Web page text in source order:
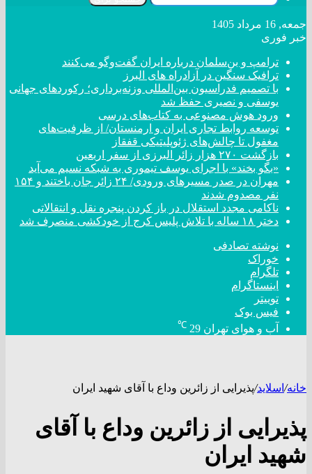
جمعه, 16 مرداد 1405
خبر فوری
ترامپ و بن‌سلمان درباره ایران گفت‌و‌گو می‌کنند
ترافیک سنگین در آزادراه های البرز
با تصمیم فدراسیون بین‌المللی وزنه‌برداری؛ رکورد‌های جهانی
یوسفی و نصیری حفظ شد
ورود هوش مصنوعی به کتاب‌های درسی
توسعه روابط تجاری ایران و ارمنستان/ از ظرفیت‌های
مغفول تا چالش‌های ژئوپلیتیکی قفقاز
بازگشت ۲۷۰ هزار زائر البرزی از سفر اربعین
«بگو بخند» با اجرای یوسف تیموری به شبکه نسیم می‌آید
مهران در صدر مسیر‌های ورودی/ ۲۴ زائر جان باختند و ۱۵۴
نفر مصدوم شدند
ناکامی مجدد استقلال در باز کردن پنجره نقل و انتقالاتی
دختر ‌۱۸‌ ‌ساله‌ با تلاش پلیس کرج از خودکشی منصرف شد
نوشته تصادفی
خوراک
تلگرام
اینستاگرام
توییتر
فیس بوک
آب و هوای تهران 29
℃
خانه/ اسلاید/پذیرایی از زائرین وداع با آقای شهید ایران
پذیرایی از زائرین وداع با آقای
شهید ایران